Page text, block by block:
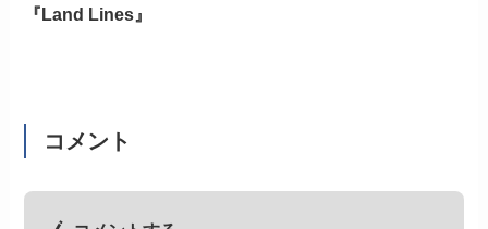
『Land Lines』
コメント